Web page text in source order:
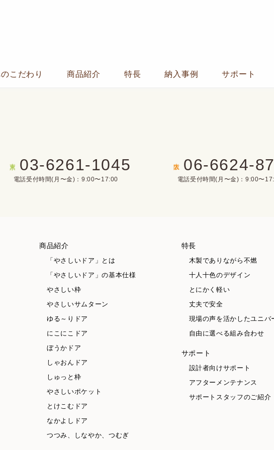
こだわり 商品紹介 特長 納入事例 サポート
03-6261-1045
電話受付時間(月〜金)：9:00〜17:00
06-6624-
電話受付時間(月〜金)：9:00〜
商品紹介
「やさしいドア」とは
「やさしいドア」の基本仕様
やさしい枠
やさしいサムターン
ゆる～りドア
にこにこドア
ぼうかドア
しゃおんドア
しゅっと枠
やさしいポケット
とけこむドア
なかよしドア
つつみ、しなやか、つむぎ
特長
木製でありながら不燃
十人十色のデザイン
とにかく軽い
丈夫で安全
現場の声を活かしたユニバ
自由に選べる組み合わせ
サポート
設計者向けサポート
アフターメンテナンス
サポートスタッフのご紹介